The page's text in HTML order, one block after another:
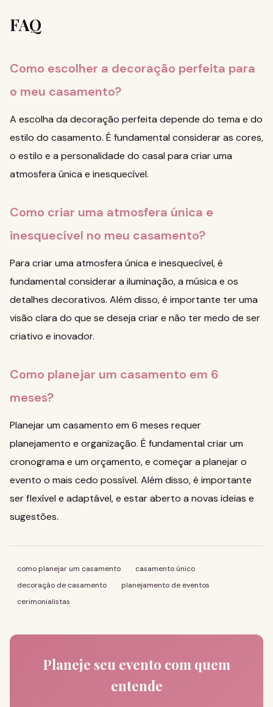
FAQ
Como escolher a decoração perfeita para
o meu casamento?
A escolha da decoração perfeita depende do tema e do
estilo do casamento. É fundamental considerar as cores,
o estilo e a personalidade do casal para criar uma
atmosfera única e inesquecível.
Como criar uma atmosfera única e
inesquecível no meu casamento?
Para criar uma atmosfera única e inesquecível, é
fundamental considerar a iluminação, a música e os
detalhes decorativos. Além disso, é importante ter uma
visão clara do que se deseja criar e não ter medo de ser
criativo e inovador.
Como planejar um casamento em 6
meses?
Planejar um casamento em 6 meses requer
planejamento e organização. É fundamental criar um
cronograma e um orçamento, e começar a planejar o
evento o mais cedo possível. Além disso, é importante
ser flexível e adaptável, e estar aberto a novas ideias e
sugestões.
como planejar um casamento
casamento único
decoração de casamento
planejamento de eventos
cerimonialistas
Planeje seu evento com quem
entende